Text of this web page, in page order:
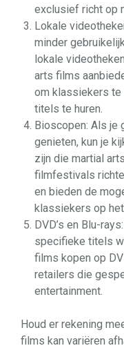
exclusief richt op
Lokale
minder
lokale
arts films
om klassiekers te
titels te huren.
Bioscopen: Als je
genieten, kun je
zijn die martial
filmfestivals
en bieden de
klassiekers op
DVD’s en Blu-
specifieke titels
films kopen op
retailers die
entertainment.
Houd er rekening
films kan variëren